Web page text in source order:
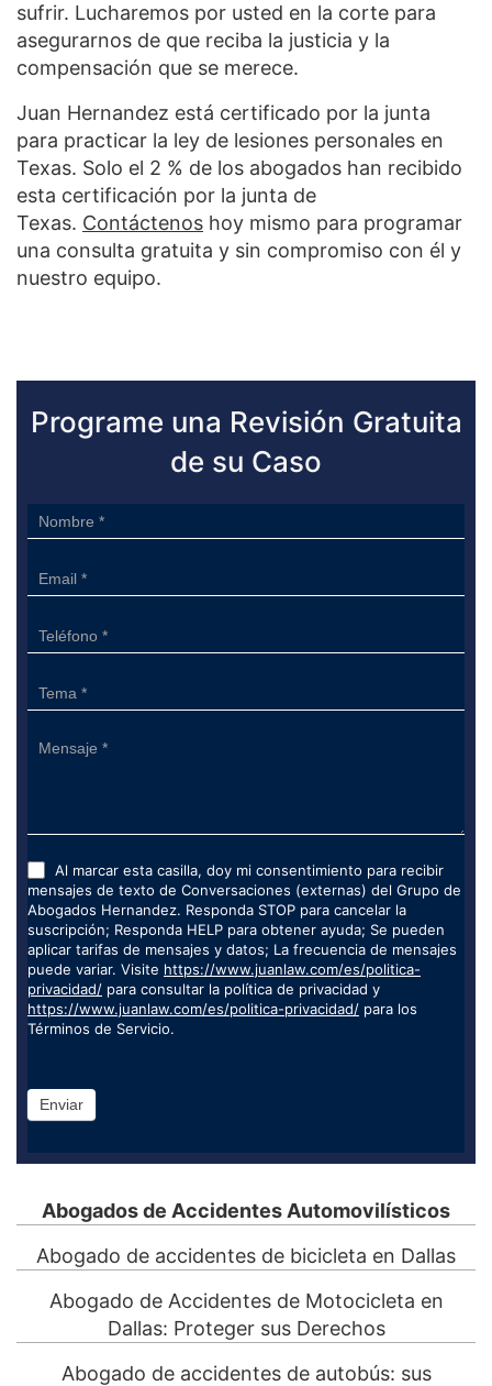
sufrir. Lucharemos por usted en la corte para
asegurarnos de que reciba la justicia y la
compensación que se merece.
Juan Hernandez está certificado por la junta
para practicar la ley de lesiones personales en
Texas. Solo el 2 % de los abogados han recibido
esta certificación por la junta de
Texas. Contáctenos hoy mismo para programar
una consulta gratuita y sin compromiso con él y
nuestro equipo.
Programe una Revisión Gratuita
de su Caso
Sidebar
Form
Al marcar esta casilla, doy mi consentimiento para recibir
mensajes de texto de Conversaciones (externas) del Grupo de
Abogados Hernandez. Responda STOP para cancelar la
suscripción; Responda HELP para obtener ayuda; Se pueden
aplicar tarifas de mensajes y datos; La frecuencia de mensajes
puede variar. Visite https://www.juanlaw.com/es/politica-
privacidad/ para consultar la política de privacidad y
https://www.juanlaw.com/es/politica-privacidad/ para los
Términos de Servicio.
Enviar
Abogados de Accidentes Automovilísticos
Abogado de accidentes de bicicleta en Dallas
Abogado de Accidentes de Motocicleta en
Dallas: Proteger sus Derechos
Abogado de accidentes de autobús: sus